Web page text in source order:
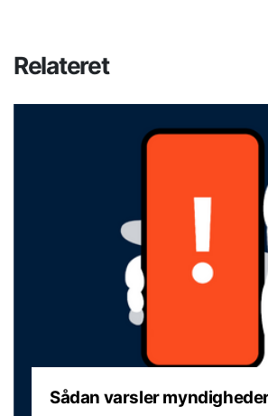
Relateret
Sådan varsler